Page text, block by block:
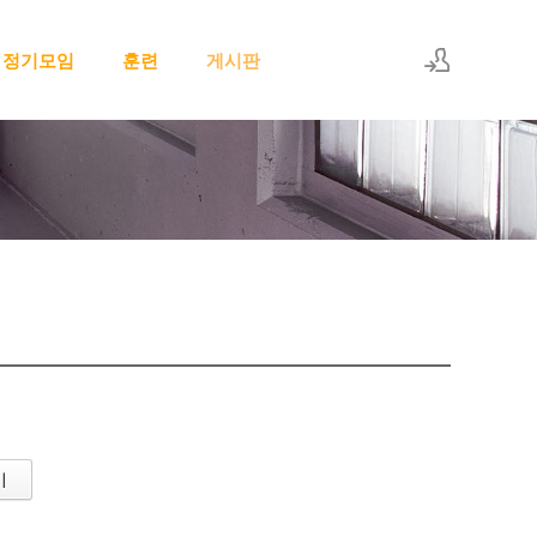
회원가입
정기모임 훈련 게시판